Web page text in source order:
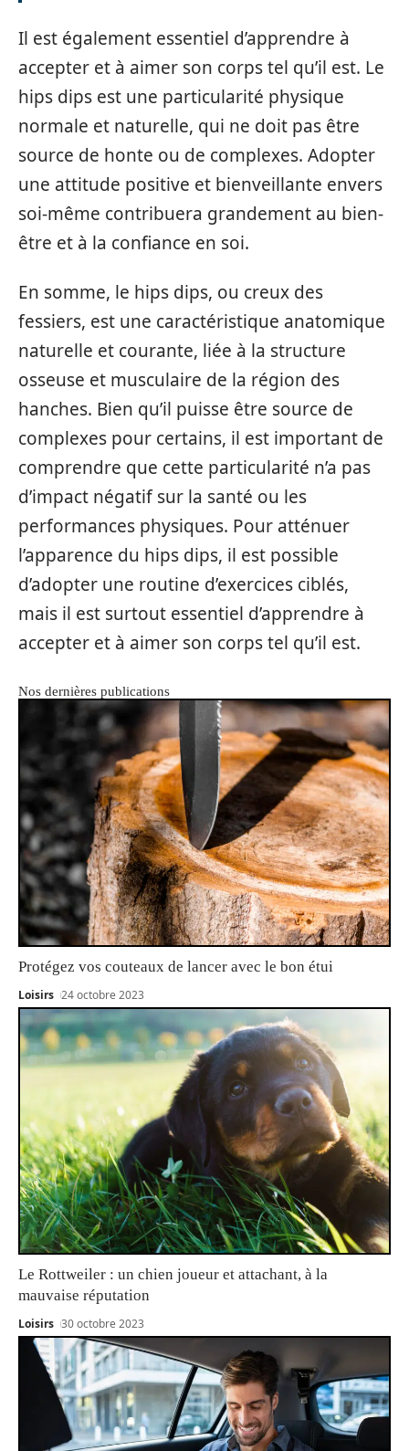
Il est également essentiel d’apprendre à
accepter et à aimer son corps tel qu’il est. Le
hips dips est une particularité physique
normale et naturelle, qui ne doit pas être
source de honte ou de complexes. Adopter
une attitude positive et bienveillante envers
soi-même contribuera grandement au bien-
être et à la confiance en soi.
En somme, le hips dips, ou creux des
fessiers, est une caractéristique anatomique
naturelle et courante, liée à la structure
osseuse et musculaire de la région des
hanches. Bien qu’il puisse être source de
complexes pour certains, il est important de
comprendre que cette particularité n’a pas
d’impact négatif sur la santé ou les
performances physiques. Pour atténuer
l’apparence du hips dips, il est possible
d’adopter une routine d’exercices ciblés,
mais il est surtout essentiel d’apprendre à
accepter et à aimer son corps tel qu’il est.
Nos dernières publications
Protégez vos couteaux de lancer avec le bon étui
Loisirs 24 octobre 2023
Le Rottweiler : un chien joueur et attachant, à la
mauvaise réputation
Loisirs 30 octobre 2023